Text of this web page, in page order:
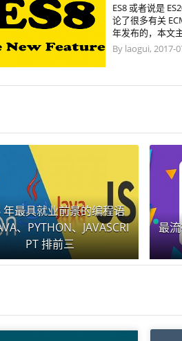
ES8 或者说是
论了很多有关
年发布的，本文
By laogui, 2017-
年最具就业前景的编程语
、PYTHON、JAVASCRI
PT 排前三
最